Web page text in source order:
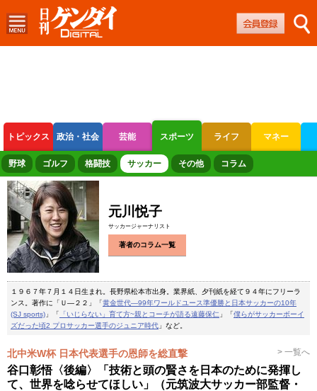
トピックス 政治・社会 芸能 スポーツ ライフ マネー
ボートレース 競輪 オートレース
野球 ゴルフ 格闘技 サッカー その他 コラム
元川悦子
サッカージャーナリスト
著者のコラム一覧
１９６７年７月１４日生まれ。長野県松本市出身。業界紙、夕刊紙を経て９４年にフリーラ
ンス。著作に「Ｕ―２２」「黄金世代―99年ワールドユース準優勝と日本サッカーの10年
(SJ sports) 」「 「いじらない」育て方~親とコーチが語る遠藤保仁 」「僕らがサッカーボーイ
ズだった頃2 プロサッカー選手のジュニア時代 」など。
北中米W杯 日本代表選手の恩師を総直撃 > 一覧へ
谷口彰悟〈後編〉「技術と頭の賢さを日本のために発揮し
て、世界を唸らせてほしい」（元筑波大サッカー部監督・